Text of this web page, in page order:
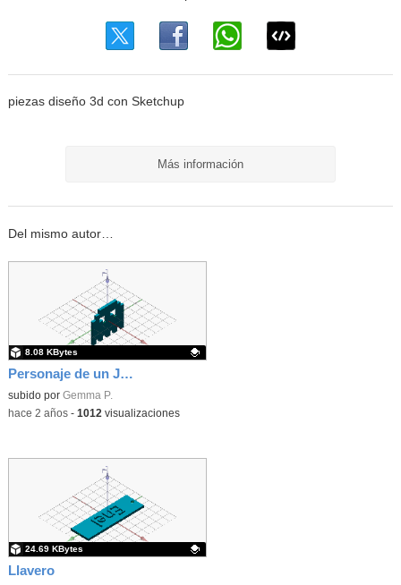
piezas diseño 3d con Sketchup
Más información
Del mismo autor…
Personaje de un Juego
Contenido educativo.
subido por Gemma P.
8.08 KBytes
-hace 2 años- 1012 visualizaciones
Llavero
24.69 KBytes